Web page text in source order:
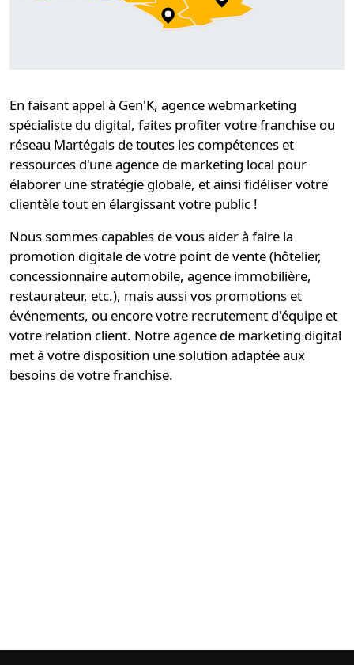
En faisant appel à Gen'K, agence webmarketing
spécialiste du digital, faites profiter votrefranchise ou
réseau Martégals de toutes les compétences et
ressources d'uneagence de marketing local pour
élaborer unestratégie globale, et ainsi fidéliservotre
clientèle tout en élargissant votre public !
Nous sommes capables de vous aider à faire la
promotion digitale de votre point de vente (hôtelier,
concessionnaire automobile, agence immobilière,
restaurateur, etc.), mais aussi vos promotions et
événements, ou encore votre recrutement d'équipe et
votre relation client. Notreagence de marketing digital
met à votre disposition une solution adaptée aux
besoins de votre franchise.